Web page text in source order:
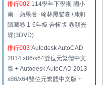
排行002 114學年下學期 國小
南一蘋果卷+翰林黑貓卷+康軒
隱藏卷 1-6年級 合輯版 卷類光
碟(3DVD)
排行003 Autodesk AutoCAD
2014 x86/x64雙位元繁體中文
版 + Autodesk AutoCAD 2013
x86/x64雙位元繁體中文版 +